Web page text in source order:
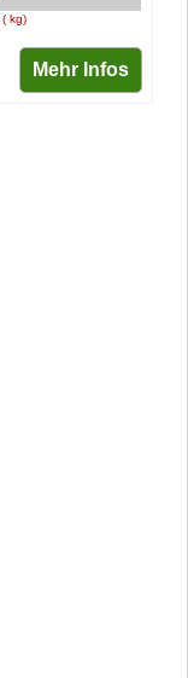
kg
Mehr Infos